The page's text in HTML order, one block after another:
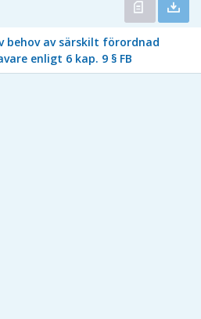
behov av särskilt förordnad
enligt 6 kap. 9 § FB